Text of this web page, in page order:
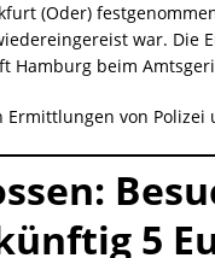
(Oder)
war.
Hamburg beim
Ermittlungen von
5